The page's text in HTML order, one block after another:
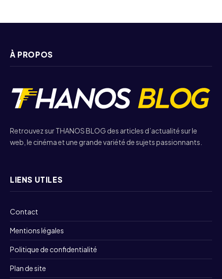
À PROPOS
Retrouvez sur THANOS BLOG des articles d’actualité sur le
web, le cinéma et une grande variété de sujets passionnants.
LIENS UTILES
Contact
Mentions légales
Politique de confidentialité
Plan de site